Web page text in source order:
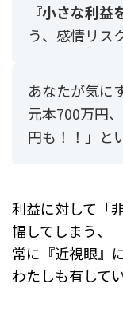
『小さな利益
う、感情リス
あなたが気に
元本700万円
円も！！」と
利益に対して「
幅してしまう、
常に『近視眼』
わたしも有してい